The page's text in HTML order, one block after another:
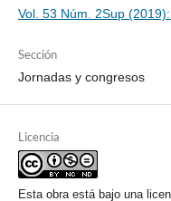
Vol. 53 Núm. 2Sup
Sección
Jornadas y congresos
Licencia
Esta obra está bajo una